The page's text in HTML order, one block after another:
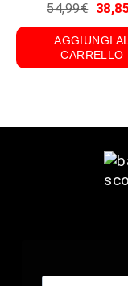
54,99€
AGGIUNGI AL
CARRELLO